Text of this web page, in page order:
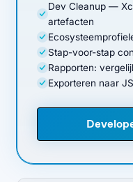
Dev Cleanup —
artefacten
Stap-voor-stap
Rapporten:
Exporteren naar